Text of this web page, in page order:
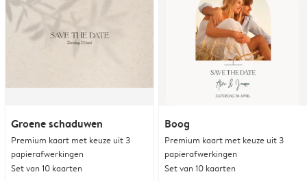
Groene schaduwen
Premium kaart met keuze uit 3
papierafwerkingen
Set van 10 kaarten
Boog
Premium kaart met keuze uit 3
papierafwerkingen
Set van 10 kaarten